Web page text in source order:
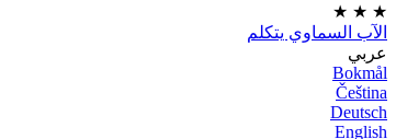
★
★
★
الآب السماوي يتكلم
عربي
Bokmål
Čeština
Deutsch
English